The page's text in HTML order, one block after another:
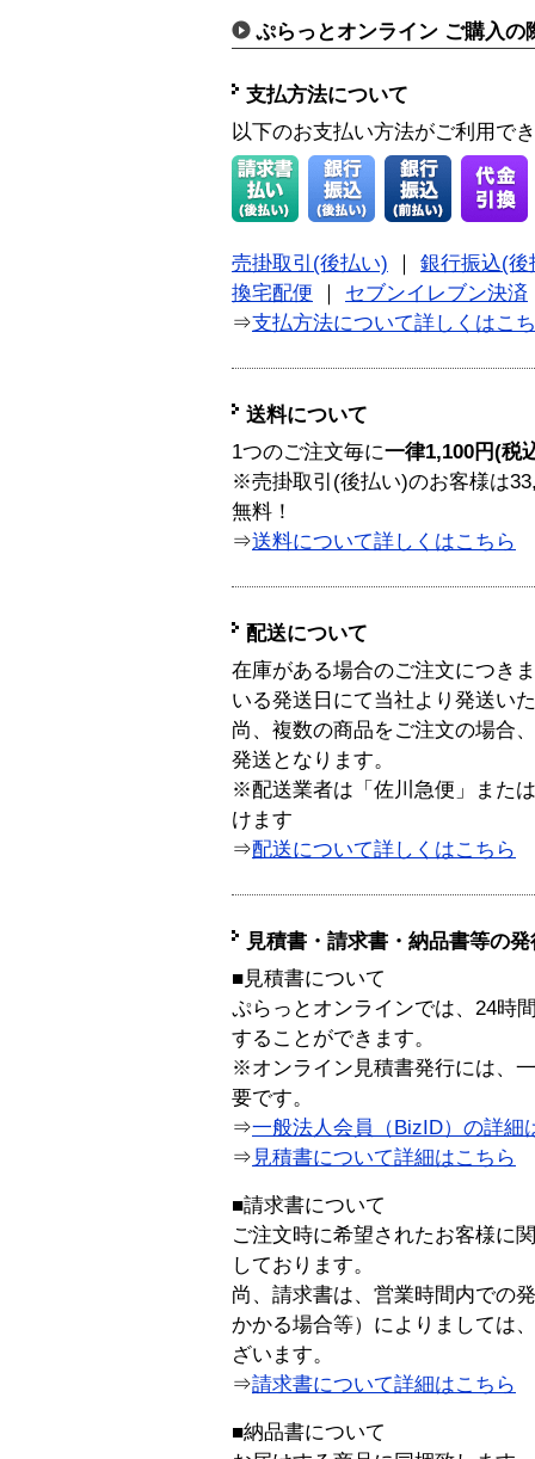
ぷらっとオンライン ご購入の
支払方法について
以下のお支払い方法がご利用で
売掛取引(後払い)
銀行振込(後
換宅配便
セブンイレブン決済
⇒支払方法について詳しくはこ
送料について
1つのご注文毎に一律1,100円(税
※売掛取引(後払い)のお客様は
無料！
⇒送料について詳しくはこちら
配送について
在庫がある場合のご注文につき
いる発送日にて当社より発送い
尚、複数の商品をご注文の場合
発送となります。
※配送業者は「佐川急便」また
けます
⇒配送について詳しくはこちら
見積書・請求書・納品書等の
■見積書について
ぷらっとオンラインでは、24時
することができます。
※オンライン見積書発行には、
要です。
⇒一般法人会員（BizID）の詳細
⇒ 見積書について詳細はこちら
■請求書について
ご注文時に希望されたお客様に
しております。
尚、請求書は、営業時間内での
かかる場合等）によりましては
ざいます。
⇒請求書について詳細はこちら
■納品書について